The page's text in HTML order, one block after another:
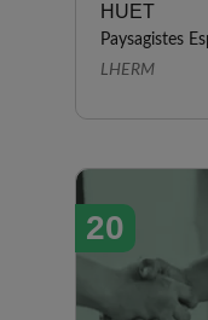
HUET
Paysagistes
LHERM
20